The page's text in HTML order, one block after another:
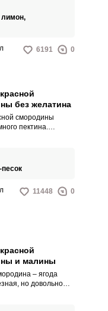
лимон,
6191 0
без желатина
смородины
пектина.
11448 0
и малины
– ягода
но довольно